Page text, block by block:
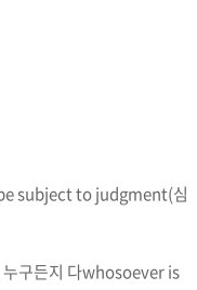
subject to judgment(심
구든지 다whosoever is